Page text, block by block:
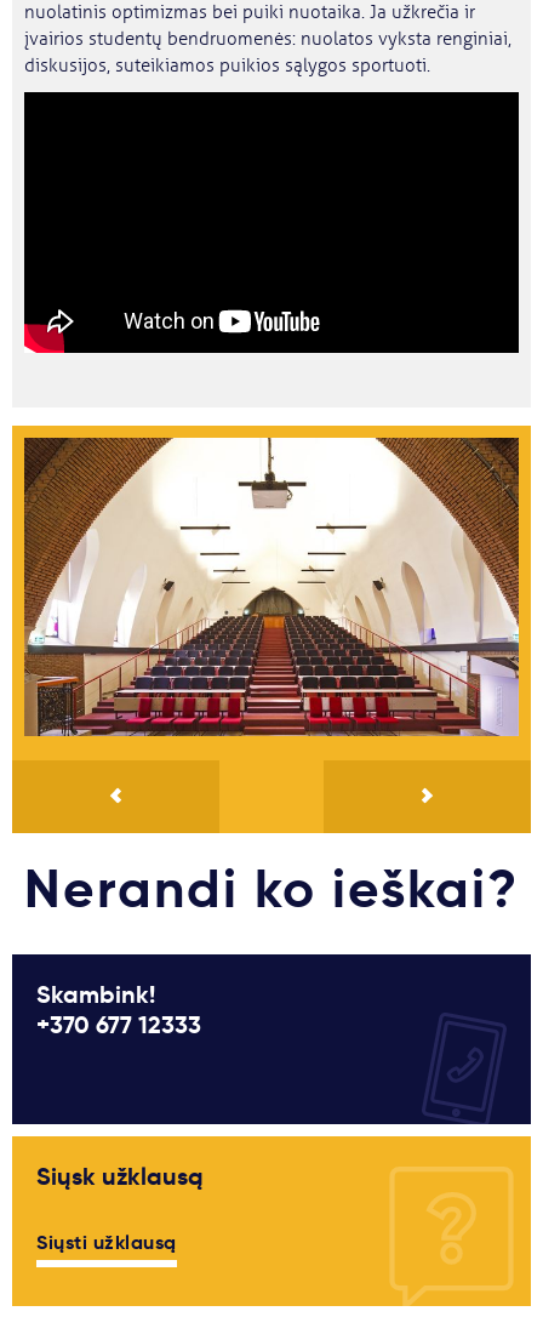
nuolatinis optimizmas bei puiki nuotaika. Ja užkrečia ir
įvairios studentų bendruomenės: nuolatos vyksta renginiai,
diskusijos, suteikiamos puikios sąlygos sportuoti.
Nerandi ko ieškai?
Skambink!
+370 677 12333
Siųsk užklausą
Siųsti užklausą